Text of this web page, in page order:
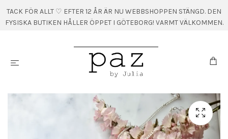
TACK FÖR ALLT ♡ EFTER 12 ÅR ÄR NU WEBBSHOPPEN STÄNGD. DEN
FYSISKA BUTIKEN HÅLLER ÖPPET I GÖTEBORG! VARMT VÄLKOMMEN.